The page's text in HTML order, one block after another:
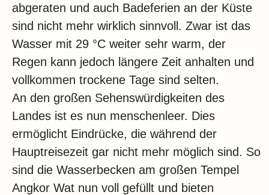
abgeraten und auch Badeferien an der Küste
sind nicht mehr wirklich sinnvoll. Zwar ist das
Wasser mit 29 °C weiter sehr warm, der
Regen kann jedoch längere Zeit anhalten und
vollkommen trockene Tage sind selten.
An den großen Sehenswürdigkeiten des
Landes ist es nun menschenleer. Dies
ermöglicht Eindrücke, die während der
Hauptreisezeit gar nicht mehr möglich sind. So
sind die Wasserbecken am großen Tempel
Angkor Wat nun voll gefüllt und bieten